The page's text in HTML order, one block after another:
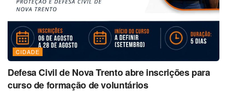
CIDADE
Defesa Civil de Nova Trento abre inscrições para
curso de formação de voluntários